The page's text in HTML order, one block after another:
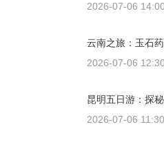
2026-07-06
云南之旅：玉石
2026-07-06
昆明五日游：探
2026-07-06